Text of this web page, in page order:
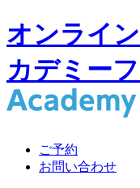
オンライ
カデミー
ご予約
お問い合わせ